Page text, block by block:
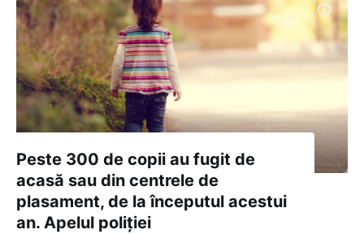
Peste 300 de copii au fugit de
acasă sau din centrele de
plasament, de la începutul acestui
an. Apelul poliției